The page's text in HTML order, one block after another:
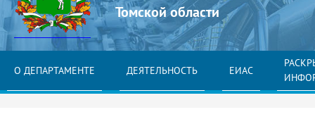
Томской области
О ДЕПАРТАМЕНТЕ ДЕЯТЕЛЬНОСТЬ ЕИАС